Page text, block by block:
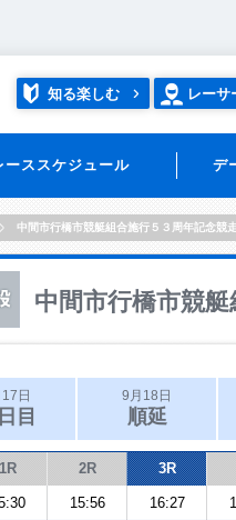
知る楽しむ レーサ
ーススケジュール デ
中間市行橋市競艇組合施行５３周年記念競
中間市行橋市競
日
目
9月18日
順延
1R 2R 3R
15:56 16:27